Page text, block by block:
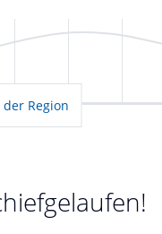
Region